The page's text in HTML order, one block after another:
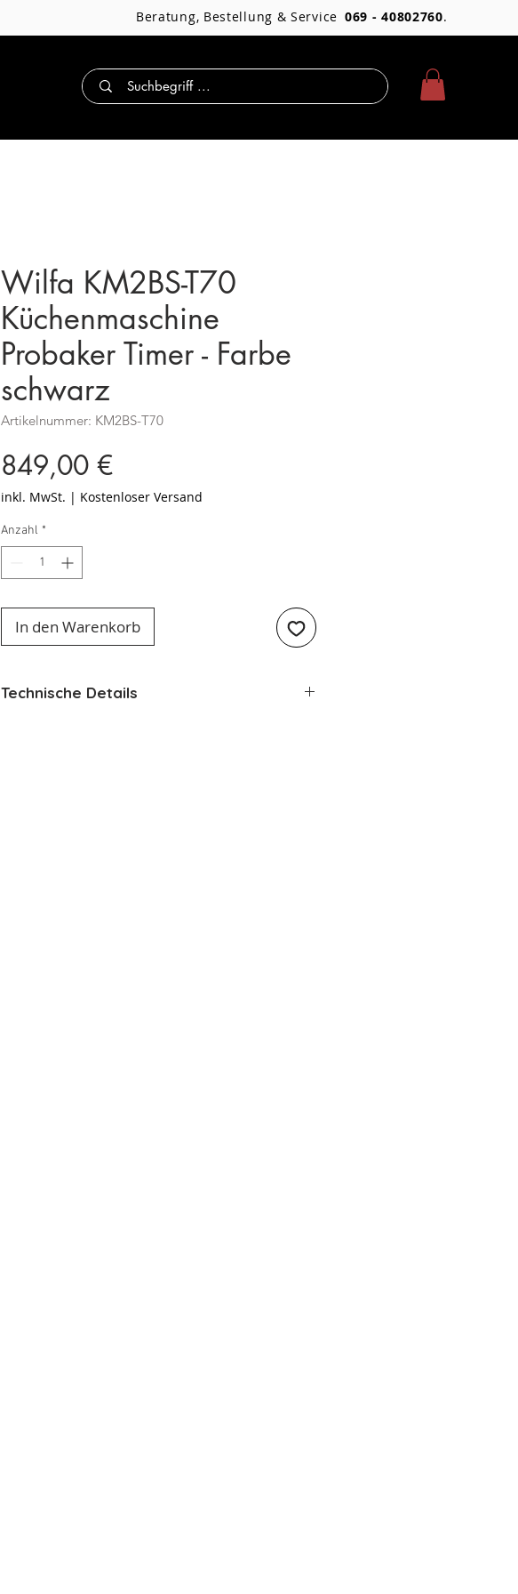
Beratung, Bestellung & Service 069 - 40802760.
Wilfa KM2BS-T70
Küchenmaschine
Probaker Timer - Farbe
schwarz
Artikelnummer: KM2BS-T70
849,00 €Preis
inkl. MwSt. | Kostenloser Versand
Anzahl *
In den Warenkorb
Technische Details